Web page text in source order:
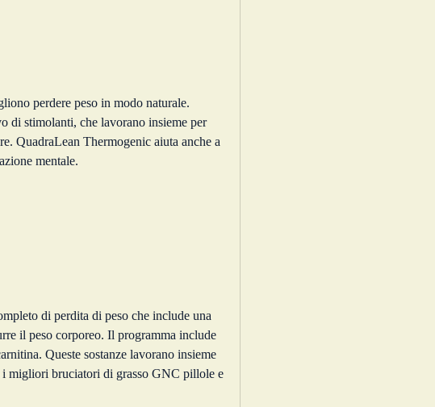
perdere peso in modo naturale.
di stimolanti, che lavorano insieme per
QuadraLean Thermogenic aiuta anche a
mentale.
di perdita di peso che include una
il peso corporeo. Il programma include
Queste sostanze lavorano insieme
i migliori bruciatori di grasso GNC pillole e